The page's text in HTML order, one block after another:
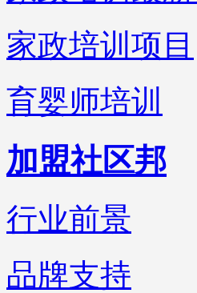
家政培训项目
育婴师培训
加盟社区邦
行业前景
品牌支持